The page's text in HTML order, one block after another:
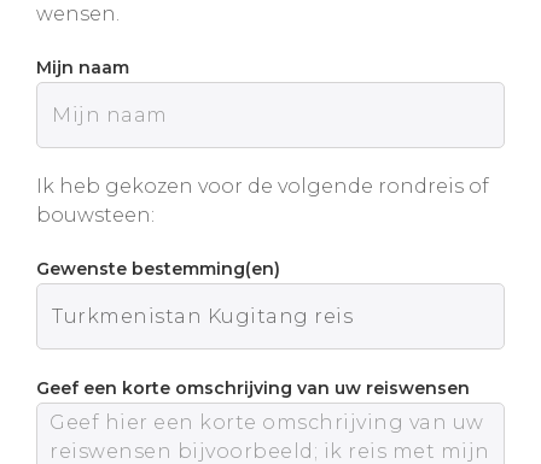
wensen.
Mijn naam
Ik heb gekozen voor de volgende rondreis of
bouwsteen:
Gewenste bestemming(en)
Geef een korte omschrijving van uw reiswensen